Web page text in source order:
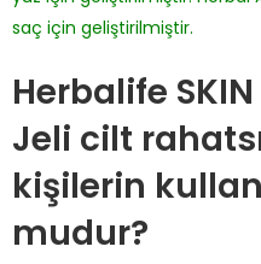
saç için geliştirilmiştir.
Herbalife SKIN
Jeli cilt
kişilerin
mudur?